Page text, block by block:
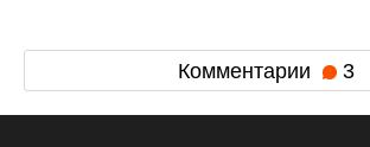
Комментарии 3